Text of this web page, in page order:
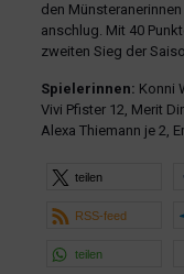
den
anschlug. Mit 40
zweiten Sieg der
Spielerinnen: Konni
Vivi Pfister 12, Merit
Alexa Thiemann je 2,
teilen
RSS-feed
teilen